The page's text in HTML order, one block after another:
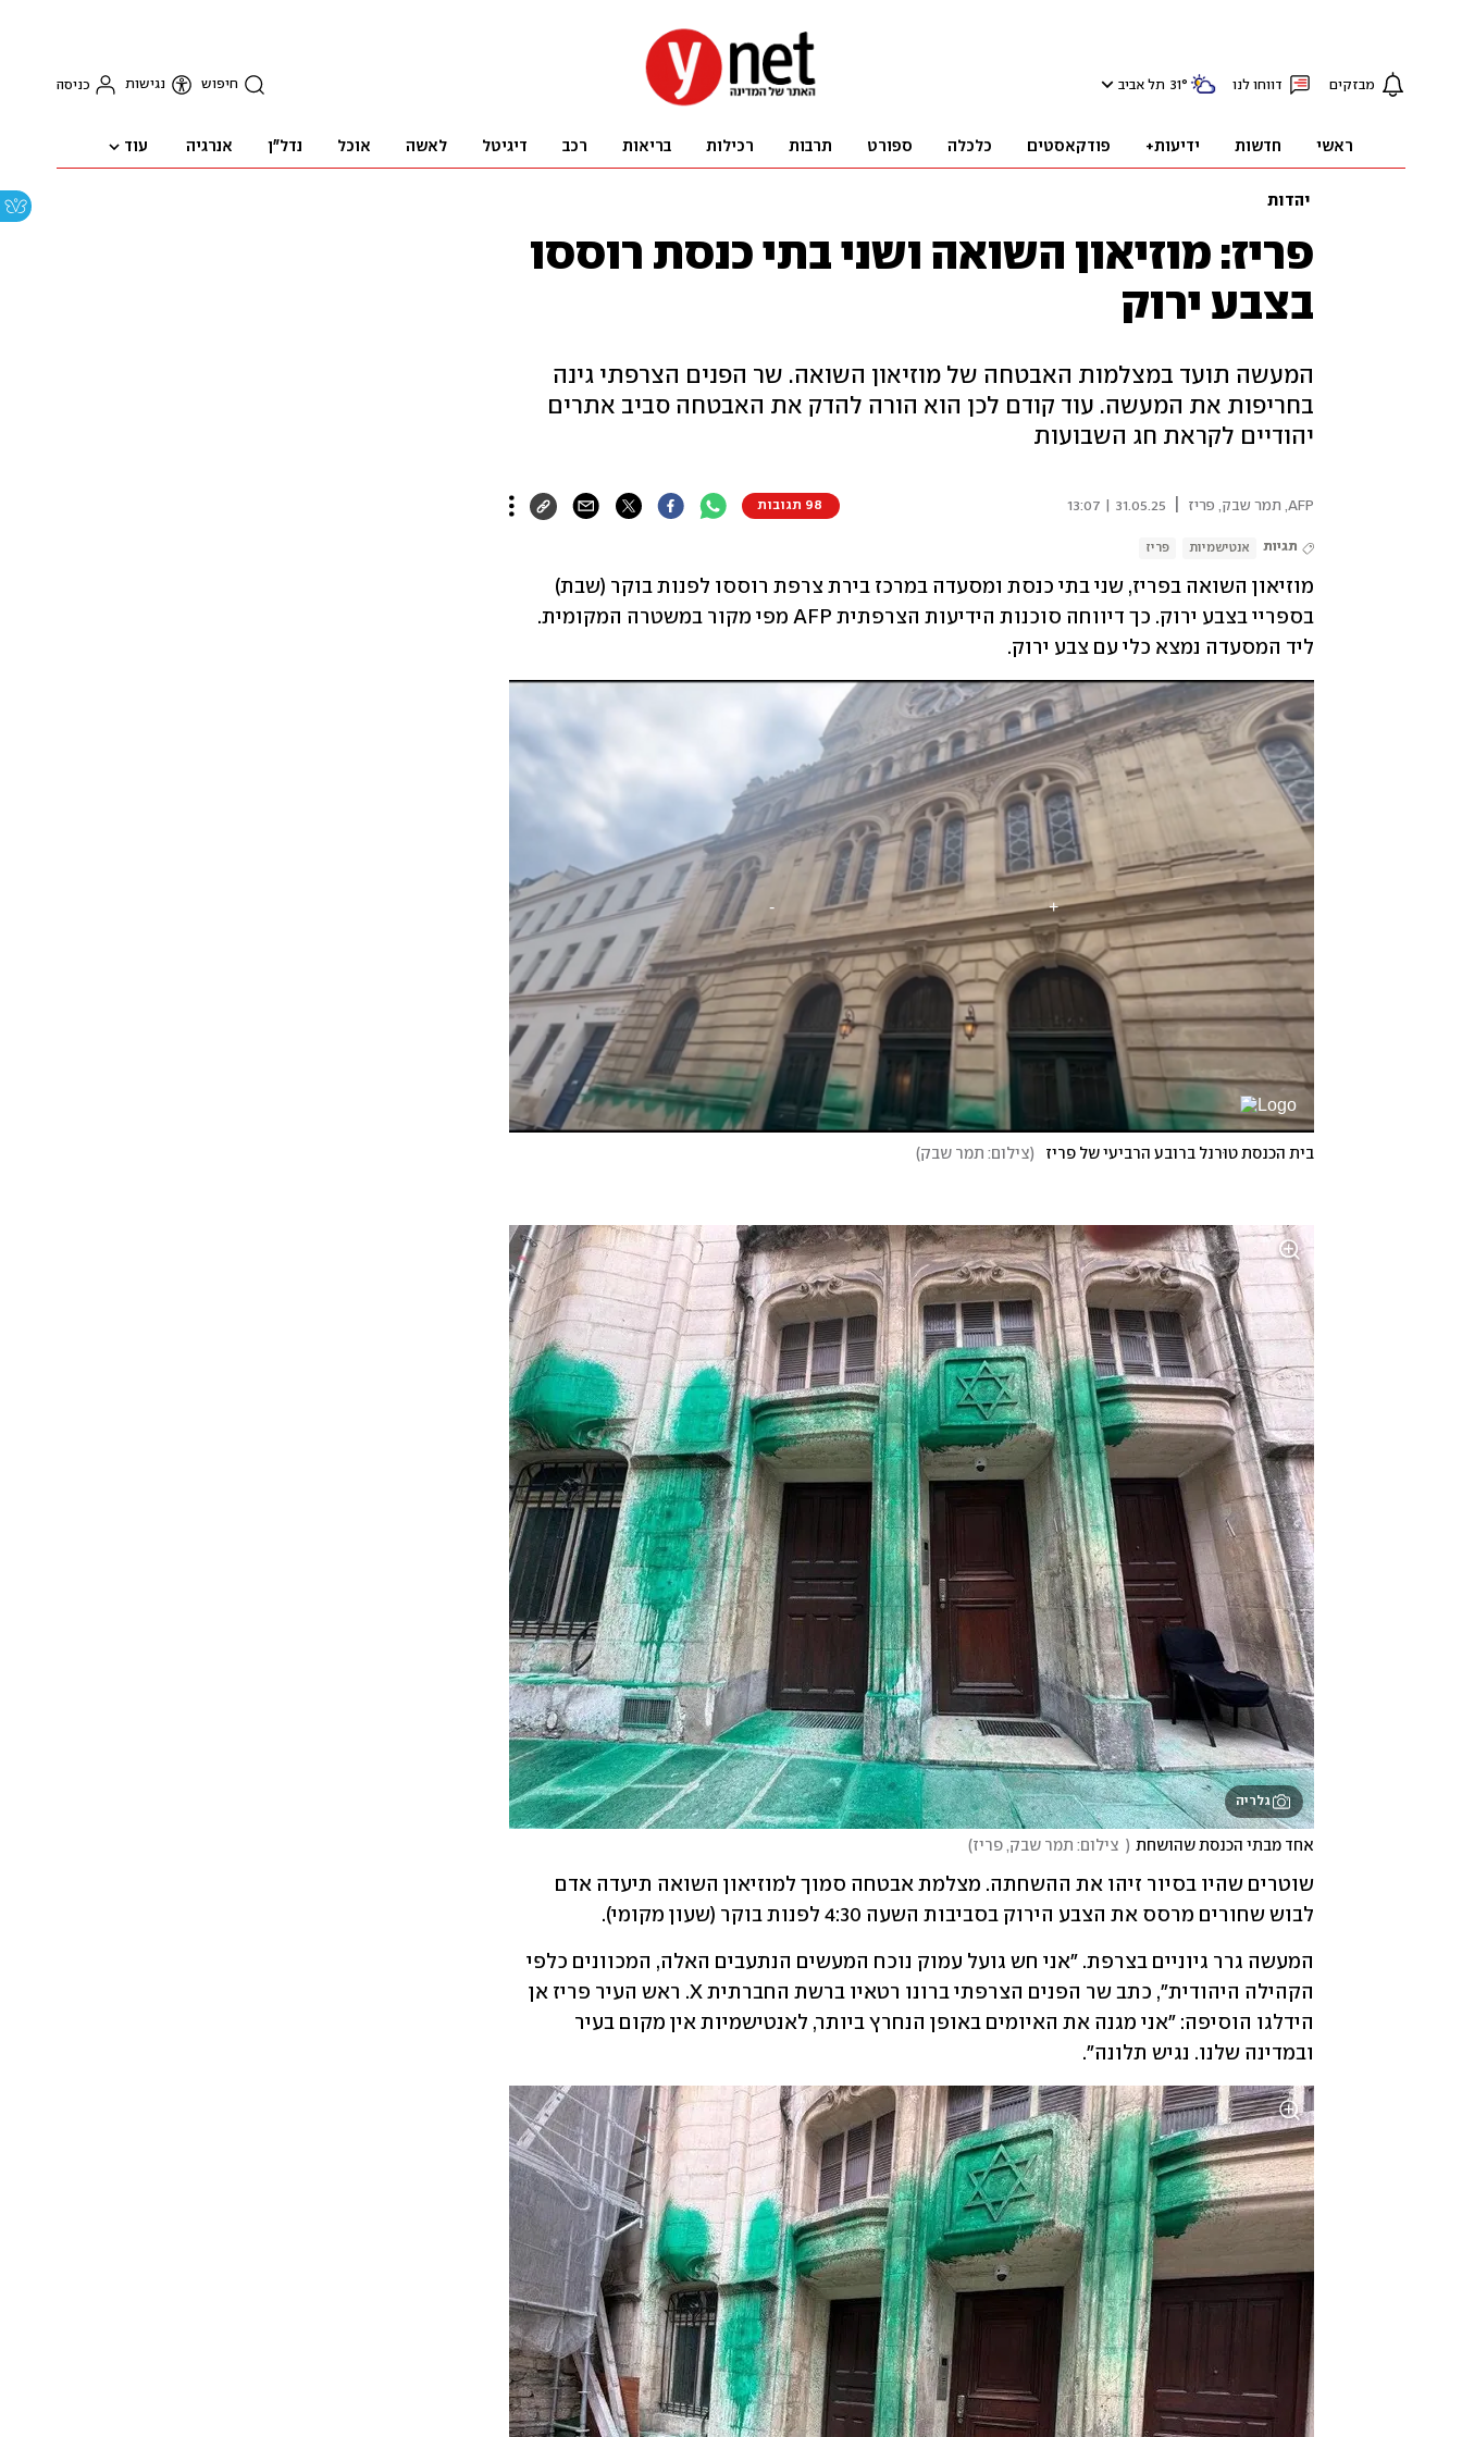
מבזקים דווחו לנו 31° תל אביב חיפוש נגישות כניסה
ראשי חדשות ידיעות+ פודקאסטים כלכלה ספורט תרבות רכילות בריאות רכב דיגיטל לאשה אוכל נדל"ן אנרגיה עוד
יהדות
פריז: מוזיאון השואה ושני בתי כנסת רוססו
בצבע ירוק
המעשה תועד במצלמות האבטחה של מוזיאון השואה. שר הפנים הצרפתי גינה
בחריפות את המעשה. עוד קודם לכן הוא הורה להדק את האבטחה סביב אתרים
יהודיים לקראת חג השבועות
AFP תמר שבק, פריז 31.05.25 | 13:07 98 תגובות
תגיות אנטישמיות פריז
ליד המסעדה נמצא כלי עם צבע ירוק.
בית הכנסת טוּרנל ברובע הרביעי של פריז (צילום: תמר שבק)
גלריה
אחד מבתי הכנסת שהושחת (
  צילום: תמר שבק, פריז
)
לבוש שחורים מרסס את הצבע הירוק בסביבות השעה 4:30 לפנות בוקר (שעון מקומי).
ובמדינה שלנו. נגיש תלונה".